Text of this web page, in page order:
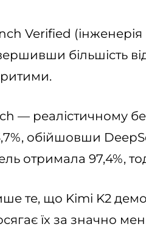
Verified
більшість
— реалістичному
обійшовши
отримала 97,4%,
те, що Kimi K2
їх за значно